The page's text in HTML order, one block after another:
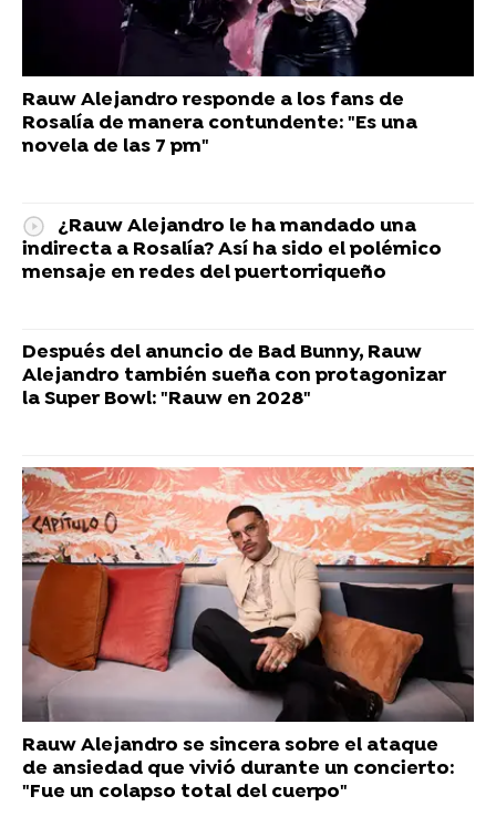
Rauw Alejandro responde a los fans de
Rosalía de manera contundente: "Es una
novela de las 7 pm"
¿Rauw Alejandro le ha mandado una
indirecta a Rosalía? Así ha sido el polémico
mensaje en redes del puertorriqueño
Después del anuncio de Bad Bunny, Rauw
Alejandro también sueña con protagonizar
la Super Bowl: "Rauw en 2028"
Rauw Alejandro se sincera sobre el ataque
de ansiedad que vivió durante un concierto:
"Fue un colapso total del cuerpo"